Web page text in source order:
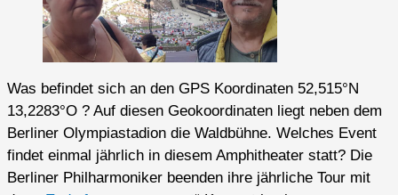
Was befindet sich an den GPS Koordinaten 52,515°N
13,2283°O ? Auf diesen Geokoordinaten liegt neben dem
Berliner Olympiastadion die Waldbühne. Welches Event
findet einmal jährlich in diesem Amphitheater statt? Die
Berliner Philharmoniker beenden ihre jährliche Tour mit